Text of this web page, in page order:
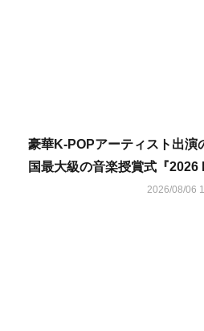
豪華K-POPアーティスト出演
国最大級の音楽授賞式『2026
WORLD DREAM AWARDS
2026/08/06